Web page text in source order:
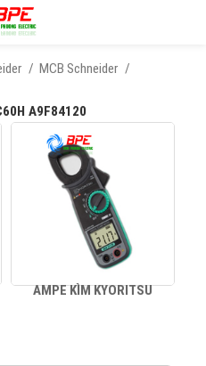
MCB Schneider
A9F84120
AMPE KÌM KYORITSU